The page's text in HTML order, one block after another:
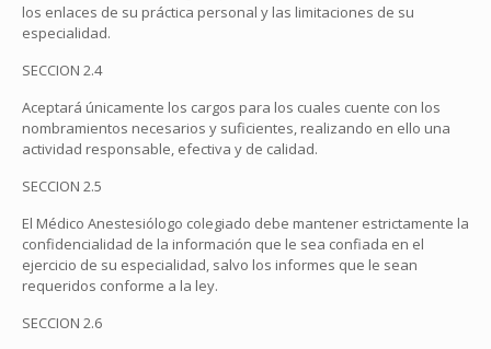
los enlaces de su práctica personal y las limitaciones de su
especialidad.
SECCION 2.4
Aceptará únicamente los cargos para los cuales cuente con los
nombramientos necesarios y suficientes, realizando en ello una
actividad responsable, efectiva y de calidad.
SECCION 2.5
El Médico Anestesiólogo colegiado debe mantener estrictamente la
confidencialidad de la información que le sea confiada en el
ejercicio de su especialidad, salvo los informes que le sean
requeridos conforme a la ley.
SECCION 2.6